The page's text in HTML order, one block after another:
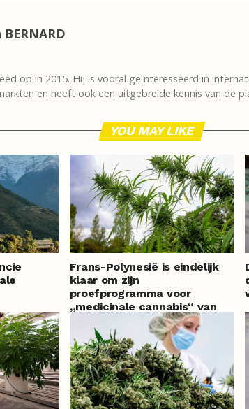
op in 2015. Hij is vooral geïnteresseerd in
en heeft ook een uitgebreide kennis van de
YOU MAY LIKE
Frans-Polynesië is eindelijk
klaar om zijn
proefprogramma voor
„medicinale cannabis“ van
start te laten gaan, na
maandenlange vertraging